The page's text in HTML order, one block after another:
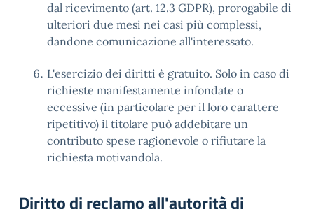
dal ricevimento (art. 12.3 GDPR), prorogabile di
ulteriori due mesi nei casi più complessi,
dandone comunicazione all'interessato.
L'esercizio dei diritti è gratuito. Solo in caso di
richieste manifestamente infondate o
eccessive (in particolare per il loro carattere
ripetitivo) il titolare può addebitare un
contributo spese ragionevole o rifiutare la
richiesta motivandola.
Diritto di reclamo all'autorità di